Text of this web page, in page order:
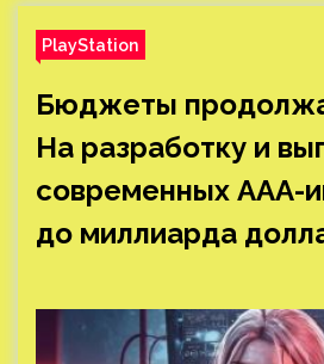
PlayStation
Бюджеты
На разработку и
современных ААА-
до миллиарда